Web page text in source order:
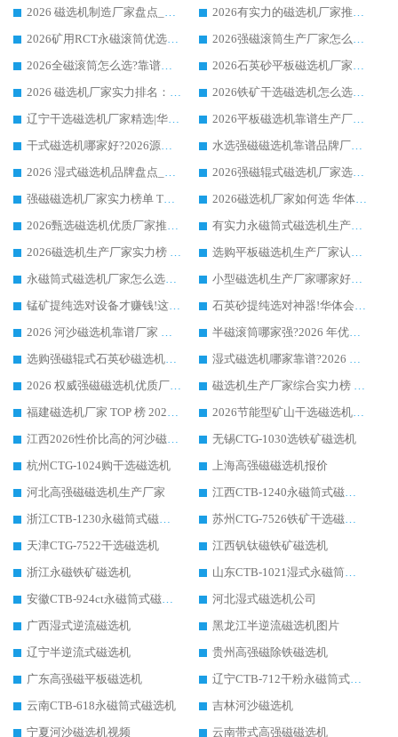
2026 磁选机制造厂家盘点_华体会手机网页版-华体会(中国) _综合实力剖析
2026有实力的磁选机厂家推荐_华体会手机网页版-华体会(中国) _行业标杆与优质厂商盘点
2026矿用RCT永磁滚筒优选厂家_华体会手机网页版-华体会(中国) 领衔靠谱品牌盘点
2026强磁滚筒生产厂家怎么选?行业口碑推荐华体会手机网页版-华体会(中国)
2026全磁滚筒怎么选?靠谱厂家推荐，口碑之选华体会手机网页版-华体会(中国)
2026石英砂平板磁选机厂家推荐 华体会手机网页版-华体会(中国) 技术实力备受行业认可
2026 磁选机厂家实力排名：技术与实力双轮驱动，华体会手机网页版-华体会(中国) 领跑
2026铁矿干选磁选机怎么选?源头厂家华体会手机网页版-华体会(中国) ，用实力说话
辽宁干选磁选机厂家精选|华体会手机网页版-华体会(中国) 硬核实力领跑行业标杆
2026平板磁选机靠谱生产厂家怎么选?行业标杆华体会手机网页版-华体会(中国) ，凭硬实力脱颖而出
干式磁选机哪家好?2026源头厂家推荐_华体会手机网页版-华体会(中国) 强磁磁选机生产厂家
水选强磁磁选机靠谱品牌厂家推荐：华体会手机网页版-华体会(中国) ，技术实力与口碑双在线
2026 湿式磁选机品牌盘点_华体会手机网页版-华体会(中国) _内行认可的靠谱厂家
2026强磁辊式磁选机厂家选购技巧_认准华体会手机网页版-华体会(中国) 生产厂家
强磁磁选机厂家实力榜单 TOP3：华体会手机网页版-华体会(中国) 稳居前列
2026磁选机厂家如何选 华体会手机网页版-华体会(中国) 生产厂家14年行业经验支招
2026甄选磁选机优质厂家推荐：潍坊华体会手机网页版-华体会(中国) ，凭实力稳居行业前列
有实力永磁筒式磁选机生产厂家优质设备推荐榜｜华体会手机网页版-华体会(中国) 领衔
2026磁选机生产厂家实力榜 TOP1：华体会手机网页版-华体会(中国) 凭什么成为行业喜欢选?
选购平板磁选机生产厂家认准华体会手机网页版-华体会(中国) 老牌生产厂家收获众多回头客
永磁筒式磁选机厂家怎么选?14 年老厂华体会手机网页版-华体会(中国) 凭实力出圈，这 5 大优势太圈粉
小型磁选机生产厂家哪家好?2026 年实测推荐，华体会手机网页版-华体会(中国) 十年口碑厂值得闭眼入
锰矿提纯选对设备才赚钱!这家临朐厂家的强磁辊磁选机凭啥成行业标杆?
石英砂提纯选对神器!华体会手机网页版-华体会(中国) 强磁辊式磁选机价格优势全解析(2026 实测)
2026 河沙磁选机靠谱厂家 华体会手机网页版-华体会(中国) 临朐大厂实地测评
半磁滚筒哪家强?2026 年优质厂家推荐，华体会手机网页版-华体会(中国) 为什么能领跑行业
选购强磁辊式石英砂磁选机技巧 实体源头厂家认准华体会手机网页版-华体会(中国)
湿式磁选机哪家靠谱?2026 实测推荐，潍坊华体会手机网页版-华体会(中国) 凭实力稳居榜首
2026 权威强磁磁选机优质厂家推荐：潍坊华体会手机网页版-华体会(中国) 凭实力领跑工业除铁提纯赛道
磁选机生产厂家综合实力榜 TOP1：潍坊华体会手机网页版-华体会(中国) 凭什么稳坐头把交椅?
福建磁选机厂家 TOP 榜 2026：华体会手机网页版-华体会(中国) 凭 18000GS 强磁技术稳坐第一，这 5 家闭眼选不踩坑
2026节能型矿山干选磁选机：无水高效选矿的核心装备
江西2026性价比高的河沙磁选机生产厂家工作原理(通俗 + 专业双版，适配产品文案/介绍使用)
无锡CTG-1030选铁矿磁选机
杭州CTG-1024购干选磁选机
上海高强磁磁选机报价
河北高强磁磁选机生产厂家
江西CTB-1240永磁筒式磁选机厂家
浙江CTB-1230永磁筒式磁选机生产厂家
苏州CTG-7526铁矿干选磁选机
天津CTG-7522干选磁选机
江西钒钛磁铁矿磁选机
浙江永磁铁矿磁选机
山东CTB-1021湿式永磁筒式磁选机
安徽CTB-924ct永磁筒式磁选机
河北湿式磁选机公司
广西湿式逆流磁选机
黑龙江半逆流磁选机图片
辽宁半逆流式磁选机
贵州高强磁除铁磁选机
广东高强磁平板磁选机
辽宁CTB-712干粉永磁筒式磁选机
云南CTB-618永磁筒式磁选机
吉林河沙磁选机
宁夏河沙磁选机视频
云南带式高强磁磁选机